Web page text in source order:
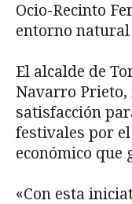
Ocio-Recinto
entorno natural
El alcalde de
Navarro Prieto,
satisfacción
festivales por
económico que
«Con esta